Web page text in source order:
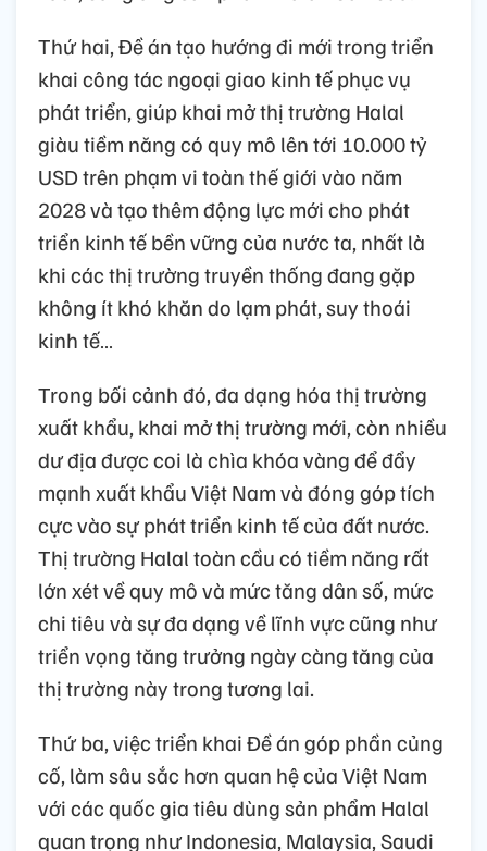
Thứ hai, Đề án tạo hướng đi mới trong triển
khai công tác ngoại giao kinh tế phục vụ
phát triển, giúp khai mở thị trường Halal
giàu tiềm năng có quy mô lên tới 10.000 tỷ
USD trên phạm vi toàn thế giới vào năm
2028 và tạo thêm động lực mới cho phát
triển kinh tế bền vững của nước ta, nhất là
khi các thị trường truyền thống đang gặp
không ít khó khăn do lạm phát, suy thoái
kinh tế…
Trong bối cảnh đó, đa dạng hóa thị trường
xuất khẩu, khai mở thị trường mới, còn nhiều
dư địa được coi là chìa khóa vàng để đẩy
mạnh xuất khẩu Việt Nam và đóng góp tích
cực vào sự phát triển kinh tế của đất nước.
Thị trường Halal toàn cầu có tiềm năng rất
lớn xét về quy mô và mức tăng dân số, mức
chi tiêu và sự đa dạng về lĩnh vực cũng như
triển vọng tăng trưởng ngày càng tăng của
thị trường này trong tương lai.
Thứ ba, việc triển khai Đề án góp phần củng
cố, làm sâu sắc hơn quan hệ của Việt Nam
với các quốc gia tiêu dùng sản phẩm Halal
quan trọng như Indonesia, Malaysia, Saudi